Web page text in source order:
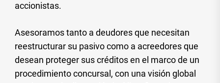
accionistas.
Asesoramos tanto a deudores que necesitan
reestructurar su pasivo como a acreedores que
desean proteger sus créditos en el marco de un
procedimiento concursal, con una visión global